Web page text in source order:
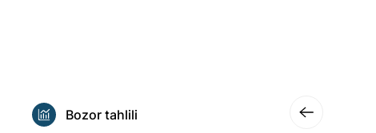
Bozor tahlili